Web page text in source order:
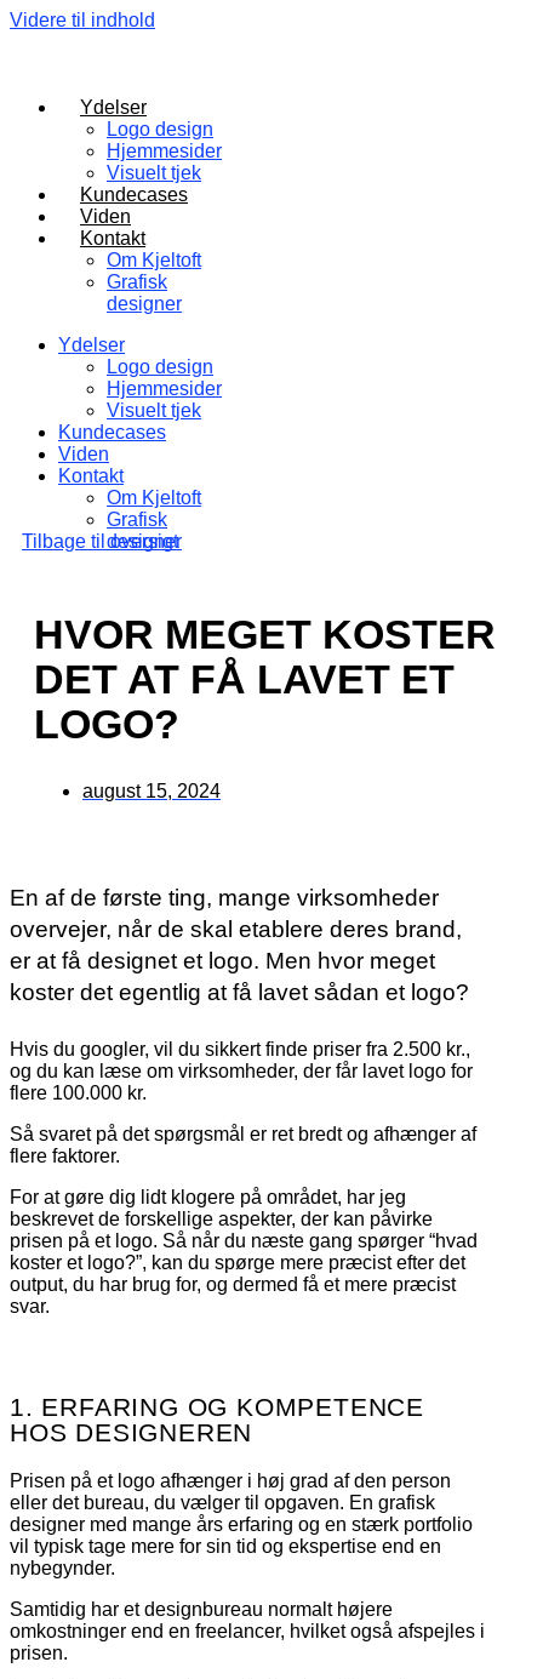
Videre til indhold
Ydelser
Logo design
Hjemmesider
Visuelt tjek
Kundecases
Viden
Kontakt
Om Kjeltoft
Grafisk
designer
Ydelser
Logo design
Hjemmesider
Visuelt tjek
Kundecases
Viden
Kontakt
Om Kjeltoft
Grafisk
designer
Tilbage til oversigt
HVOR MEGET KOSTER
DET AT FÅ LAVET ET
LOGO?
august 15, 2024
En af de første ting, mange virksomheder
overvejer, når de skal etablere deres brand,
er at få designet et logo. Men hvor meget
koster det egentlig at få lavet sådan et logo?
Hvis du googler, vil du sikkert finde priser fra 2.500 kr.,
og du kan læse om virksomheder, der får lavet logo for
flere 100.000 kr.
Så svaret på det spørgsmål er ret bredt og afhænger af
flere faktorer.
For at gøre dig lidt klogere på området, har jeg
beskrevet de forskellige aspekter, der kan påvirke
prisen på et logo. Så når du næste gang spørger “hvad
koster et logo?”, kan du spørge mere præcist efter det
output, du har brug for, og dermed få et mere præcist
svar.
1. ERFARING OG KOMPETENCE
HOS DESIGNEREN
Prisen på et logo afhænger i høj grad af den person
eller det bureau, du vælger til opgaven. En grafisk
designer med mange års erfaring og en stærk portfolio
vil typisk tage mere for sin tid og ekspertise end en
nybegynder.
Samtidig har et designbureau normalt højere
omkostninger end en freelancer, hvilket også afspejles i
prisen.